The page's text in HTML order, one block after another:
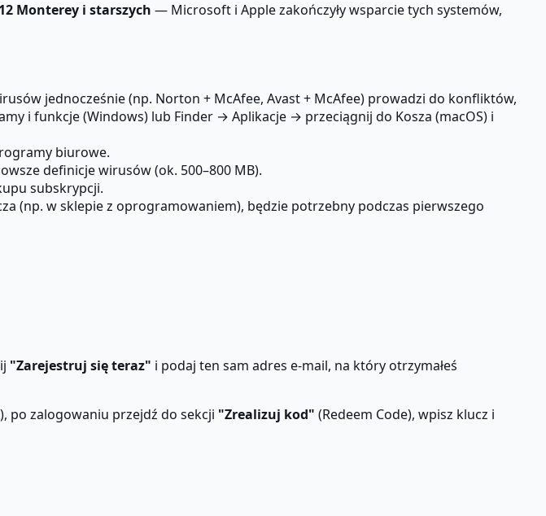
Monterey i starszych — Microsoft i Apple zakończyły wsparcie tych systemów,
jednocześnie (np. Norton + McAfee, Avast + McAfee) prowadzi do konfliktów,
i funkcje (Windows) lub Finder → Aplikacje → przeciągnij do Kosza (macOS) i
biurowe.
definicje wirusów (ok. 500–800 MB).
subskrypcji.
(np. w sklepie z oprogramowaniem), będzie potrzebny podczas pierwszego
"Zarejestruj się teraz" i podaj ten sam adres e-mail, na który otrzymałeś
po zalogowaniu przejdź do sekcji "Zrealizuj kod" (Redeem Code), wpisz klucz i